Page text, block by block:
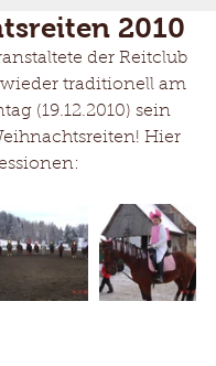
2010
der Reitclub
traditionell am
(19.12.2010) sein
Hier